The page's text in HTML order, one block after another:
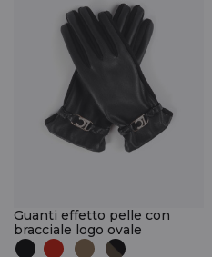
Guanti effetto pelle con
bracciale logo ovale